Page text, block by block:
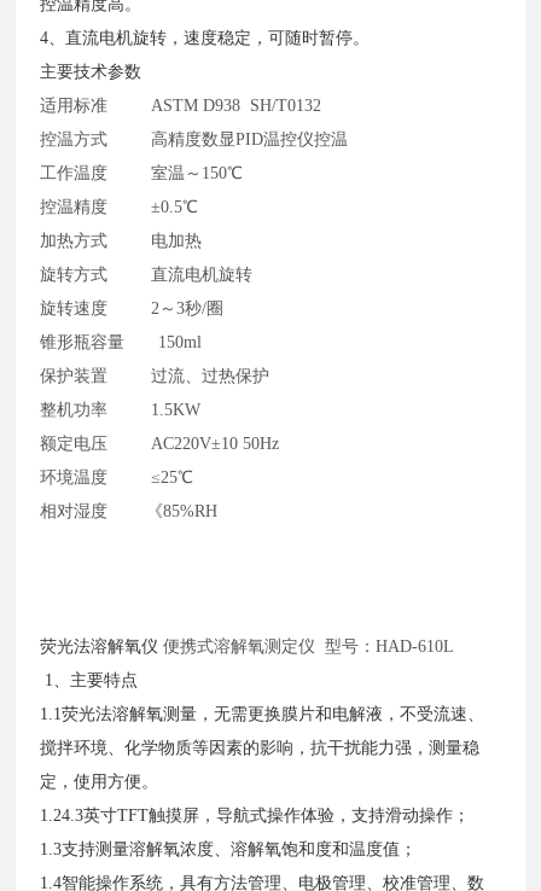
控温精度高。
4、直流电机旋转，速度稳定，可随时暂停。
主要技术参数
适用标准 ASTM D938 SH/T0132
控温方式 高精度数显PID温控仪控温
工作温度 室温～150℃
控温精度 ±0.5℃
加热方式 电加热
旋转方式 直流电机旋转
旋转速度 2～3秒/圈
锥形瓶容量 150ml
保护装置 过流、过热保护
整机功率 1.5KW
额定电压 AC220V±10 50Hz
环境温度 ≤25℃
相对湿度 《85%RH
荧光法溶解氧仪 便携式溶解氧测定仪 型号：HAD-610L
1、主要特点
1.1荧光法溶解氧测量，无需更换膜片和电解液，不受流速、
搅拌环境、化学物质等因素的影响，抗干扰能力强，测量稳
定，使用方便。
1.24.3英寸TFT触摸屏，导航式操作体验，支持滑动操作；
1.3支持测量溶解氧浓度、溶解氧饱和度和温度值；
1.4智能操作系统，具有方法管理、电极管理、校准管理、数